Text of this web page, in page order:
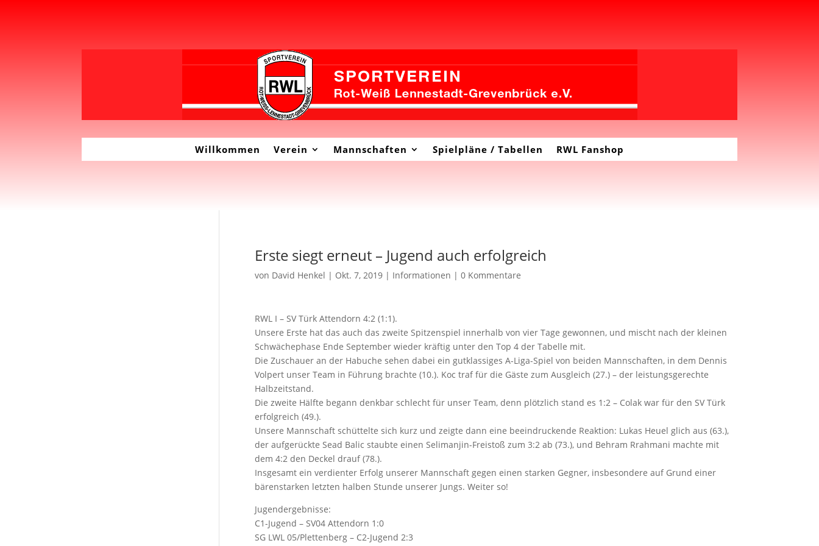
Willkommen Verein Mannschaften Spielpläne / Tabellen RWL Fanshop
Erste siegt erneut – Jugend auch erfolgreich
von David Henkel | Okt. 7, 2019| Informationen | 0 Kommentare
RWL I – SV Türk Attendorn 4:2 (1:1).
Unsere Erste hat das auch das zweite Spitzenspiel innerhalb von vier Tage gewonnen, und mischt nach der kleinen
Schwächephase Ende September wieder kräftig unter den Top 4 der Tabelle mit.
Die Zuschauer an der Habuche sehen dabei ein gutklassiges A-Liga-Spiel von beiden Mannschaften, in dem Dennis
Volpert unser Team in Führung brachte (10.). Koc traf für die Gäste zum Ausgleich (27.) – der leistungsgerechte
Halbzeitstand.
Die zweite Hälfte begann denkbar schlecht für unser Team, denn plötzlich stand es 1:2 – Colak war für den SV Türk
erfolgreich (49.).
Unsere Mannschaft schüttelte sich kurz und zeigte dann eine beeindruckende Reaktion: Lukas Heuel glich aus (63.),
der aufgerückte Sead Balic staubte einen Selimanjin-Freistoß zum 3:2 ab (73.), und Behram Rrahmani machte mit
dem 4:2 den Deckel drauf (78.).
Insgesamt ein verdienter Erfolg unserer Mannschaft gegen einen starken Gegner, insbesondere auf Grund einer
bärenstarken letzten halben Stunde unserer Jungs. Weiter so!
Jugendergebnisse:
C1-Jugend – SV04 Attendorn 1:0
SG LWL 05/Plettenberg – C2-Jugend 2:3